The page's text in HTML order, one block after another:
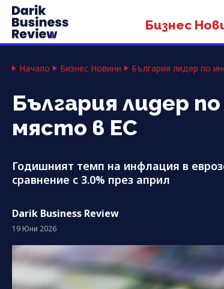
Бизнес
Начало Бизнес Новини България лидер по
България лидер
място в ЕС
Годишният темп на инфлация в
сравнение с 3.0% през април
Darik Business Review
19 Юни 2026